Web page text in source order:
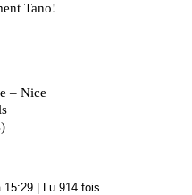
Tano!
– Nice
15:29 | Lu 914 fois